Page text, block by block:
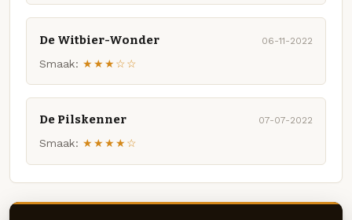
De Witbier-Wonder 06-11-2022
Smaak: ★★★☆☆
De Pilskenner 07-07-2022
Smaak: ★★★★☆